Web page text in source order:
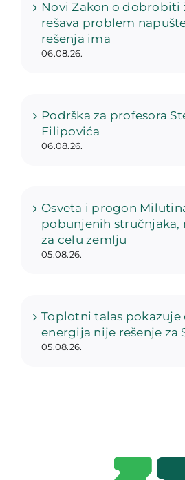
Novi Zakon o dobrobiti
rešava problem
rešenja ima
06.08.26.
Podrška za profesora
Filipovića
06.08.26.
Osveta i progon
pobunjenih stručnjaka,
za celu zemlju
05.08.26.
Toplotni talas pokazuje
energija nije rešenje za
05.08.26.